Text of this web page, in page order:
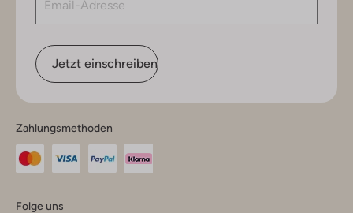
Jetzt einschreiben
Zahlungsmethoden
Folge uns